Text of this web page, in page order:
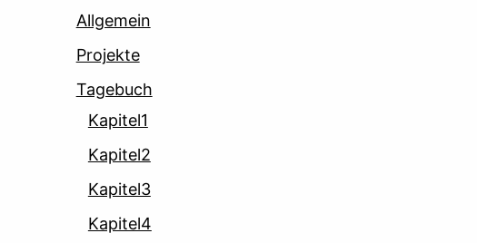
Allgemein
Projekte
Tagebuch
Kapitel1
Kapitel2
Kapitel3
Kapitel4